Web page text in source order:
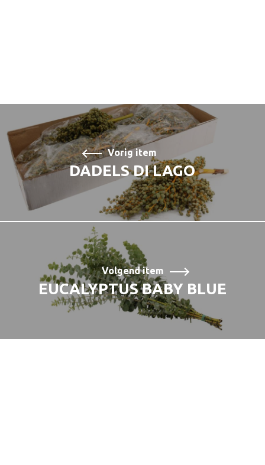
Vorig item
DADELS DI LAGO
Volgend item
EUCALYPTUS BABY BLUE